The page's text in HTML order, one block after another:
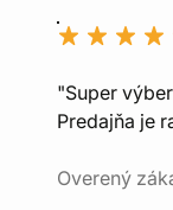
"Super
Predajňa je
Overený